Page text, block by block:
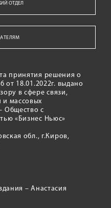
ОТДЕЛ
принятия решения о
от 18.01.2022г. выдано
в сфере связи,
массовых
Общество с
«Бизнес Ньюс»
обл., г.Киров,
– Анастасия